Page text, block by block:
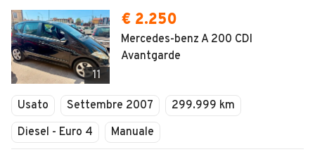
11
€ 2.250
Mercedes-benz A 200 CDI
Avantgarde
Usato Settembre 2007
299.999 km
Diesel - Euro 4
Manuale